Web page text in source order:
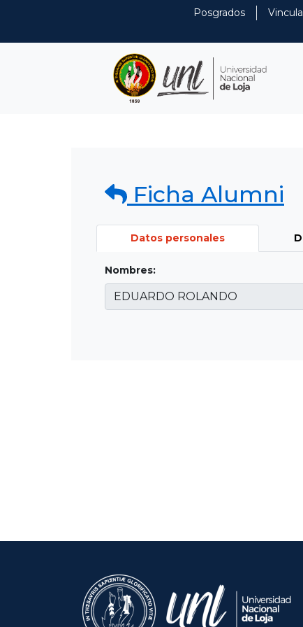
Posgrados
Ficha Alumni
Datos personales
Nombres: